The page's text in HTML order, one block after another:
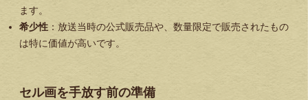
ます。
希少性 ：放送当時の公式販売品や、数量限定で販売されたもの
は特に価値が高いです。
セル画を手放す前の準備